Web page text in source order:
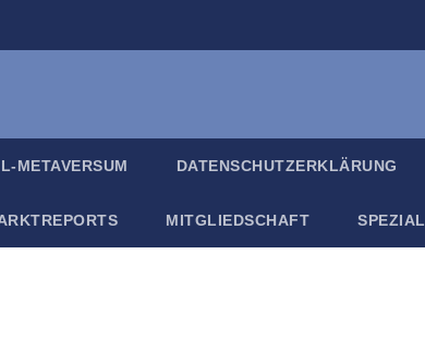
META­VER­SUM DATEN­SCHUTZ­ER­KLÄ­RUNG
MIT­GLIED­SCHAFT SPE­ZI­AL